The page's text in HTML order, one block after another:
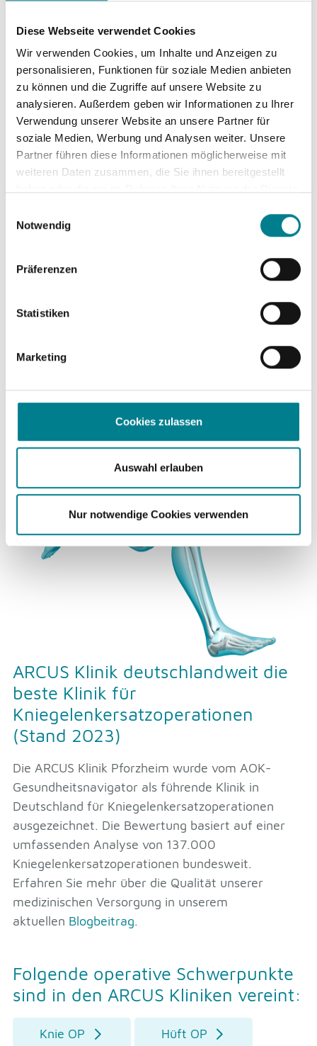
Diese Webseite verwendet Cookies
Wir verwenden Cookies, um Inhalte und Anzeigen zu
personalisieren, Funktionen für soziale Medien anbieten
zu können und die Zugriffe auf unsere Website zu
analysieren. Außerdem geben wir Informationen zu Ihrer
Verwendung unserer Website an unsere Partner für
soziale Medien, Werbung und Analysen weiter. Unsere
Partner führen diese Informationen möglicherweise mit
weiteren Daten zusammen, die Sie ihnen bereitgestellt
Cookies, wenn Sie unsere Webseite weiterhin nutzen.
Notwendig
Präferenzen
Statistiken
Marketing
Cookies zulassen
Auswahl erlauben
Nur notwendige Cookies verwenden
Das kontinuierliche Engagement unserer Mediziner
Austausch sichern unsere überdurchschnittlich
guten Therapieergebnisse. Diese werden durch
den routinemäßigen Einsatz minimalinvasiver und
schonender Operationstechniken erreicht. Unsere
internationale Anerkennung verstehen wir als
kontinuierliche Verpflichtung zur Erreichung
höchster Ansprüche an die Qualität der
Patientenversorgung.
Hüfte
ARCUS Klinik deutschlandweit die
beste Klinik für
Kniegelenkersatzoperationen
(Stand 2023)
Die ARCUS Klinik Pforzheim wurde vom AOK-
Gesundheitsnavigator als führende Klinik in
Deutschland für Kniegelenkersatzoperationen
ausgezeichnet. Die Bewertung basiert auf einer
umfassenden Analyse von 137.000
Kniegelenkersatzoperationen bundesweit.
Erfahren Sie mehr über die Qualität unserer
medizinischen Versorgung in unserem
aktuellen Blogbeitrag.
Folgende operative Schwerpunkte
sind in den ARCUS Kliniken vereint:
Knie OP Hüft OP